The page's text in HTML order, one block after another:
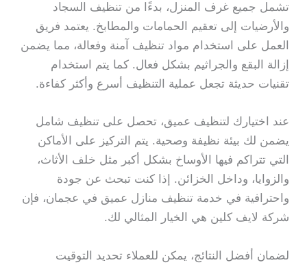
تشمل جميع غرف المنزل، بدءًا من تنظيف السجاد
والأرضيات إلى تعقيم الحمامات والمطابخ. يعتمد فريق
العمل على استخدام مواد تنظيف آمنة وفعالة، مما يضمن
إزالة البقع والجراثيم بشكل فعال. كما يتم استخدام
تقنيات حديثة تجعل عملية التنظيف أسرع وأكثر كفاءة.
عند اختيارك لتنظيف عميق، تحصل على تنظيف شامل
يضمن لك بيئة نظيفة وصحية. يتم التركيز على الأماكن
التي تتراكم فيها الأوساخ بشكل أكبر مثل خلف الأثاث،
والزوايا، وداخل الخزائن. إذا كنت تبحث عن جودة
واحترافية في خدمة تنظيف منازل عميق في عجمان، فإن
شركة لايف كلين هي الخيار المثالي لك.
لضمان أفضل النتائج، يمكن للعملاء تحديد التوقيت